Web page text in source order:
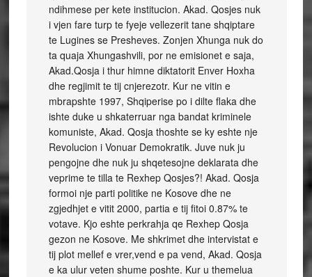
ndihmese per kete institucion. Akad. Qosjes nuk
i vjen fare turp te fyeje vellezerit tane shqiptare
te Lugines se Presheves. Zonjen Xhunga nuk do
ta quaja Xhungashvili, por ne emisionet e saja,
Akad.Qosja i thur himne diktatorit Enver Hoxha
dhe regjimit te tij cnjerezotr. Kur ne vitin e
mbrapshte 1997, Shqiperise po i dilte flaka dhe
ishte duke u shkaterruar nga bandat kriminele
komuniste, Akad. Qosja thoshte se ky eshte nje
Revolucion i Vonuar Demokratik. Juve nuk ju
pengojne dhe nuk ju shqetesojne deklarata dhe
veprime te tilla te Rexhep Qosjes?! Akad. Qosja
formoi nje parti politike ne Kosove dhe ne
zgjedhjet e vitit 2000, partia e tij fitoi 0.87% te
votave. Kjo eshte perkrahja qe Rexhep Qosja
gezon ne Kosove. Me shkrimet dhe intervistat e
tij plot mellef e vrer,vend e pa vend, Akad. Qosja
e ka ulur veten shume poshte. Kur u themelua